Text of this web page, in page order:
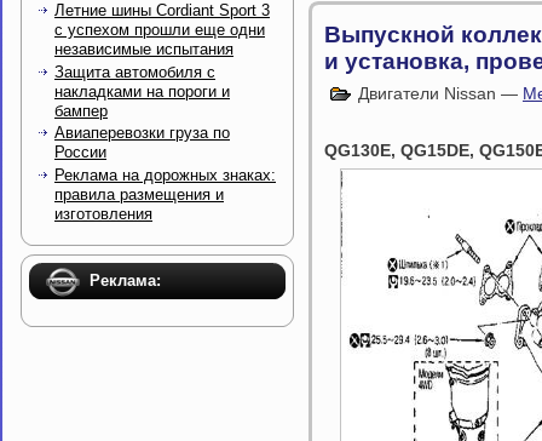
Летние шины Cordiant Sport 3
с успехом прошли еще одни
независимые испытания
Защита автомобиля с
накладками на пороги и
бампер
Авиаперевозки груза по
России
Реклама на дорожных знаках:
правила размещения и
изготовления
Реклама:
Выпускной
и установка,
Двигатели Nissan —
QG130E, QG15DE,